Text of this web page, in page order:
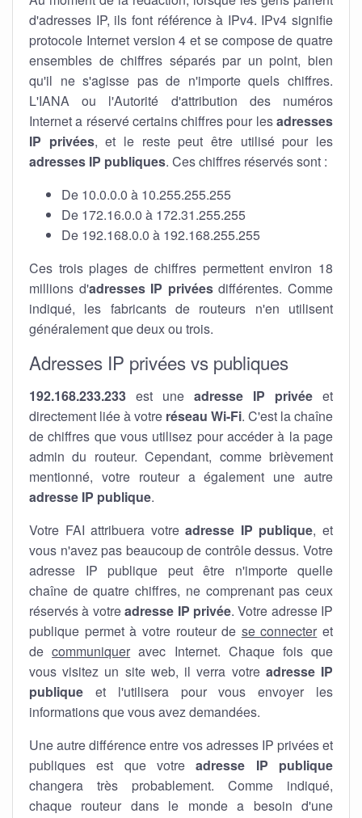
d'adresses IP, ils font référence à IPv4. IPv4 signifie
protocole Internet version 4 et se compose de quatre
ensembles de chiffres séparés par un point, bien
qu'il ne s'agisse pas de n'importe quels chiffres.
L'IANA ou l'Autorité d'attribution des numéros
Internet a réservé certains chiffres pour lesadresses
IP privées, et le reste peut être utilisé pour les
adresses IP publiques. Ces chiffres réservés sont :
De 10.0.0.0 à 10.255.255.255
De 172.16.0.0 à 172.31.255.255
De 192.168.0.0 à 192.168.255.255
Ces trois plages de chiffres permettent environ 18
millions d'adresses IP privéesdifférentes. Comme
indiqué, les fabricants de routeurs n'en utilisent
généralement que deux ou trois.
Adresses IP privées vs publiques
192.168.233.233 est une adresse IP privée et
directement liée à votre réseau Wi-Fi. C'est la chaîne
de chiffres que vous utilisez pour accéder à la page
admin du routeur. Cependant, comme brièvement
mentionné, votre routeur a également une autre
adresse IP publique.
Votre FAI attribuera votreadresse IP publique, et
vous n'avez pas beaucoup de contrôle dessus. Votre
adresse IP publique peut être n'importe quelle
chaîne de quatre chiffres, ne comprenant pas ceux
réservés à votreadresse IP privée. Votre adresse IP
publique permet à votre routeur de se connecter et
decommuniquer avec Internet. Chaque fois que
vous visitez un site web, il verra votre adresse IP
publique et l'utilisera pour vous envoyer les
informations que vous avez demandées.
Une autre différence entre vos adresses IP privées et
publiques est que votreadresse IP publique
changera très probablement. Comme indiqué,
chaque routeur dans le monde a besoin d'une